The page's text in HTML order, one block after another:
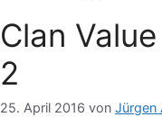
Clan
2
25. April 2016 von Jürgen